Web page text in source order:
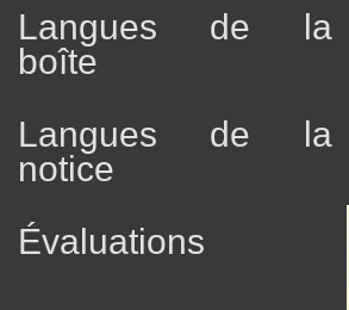
Langues de la
boîte
Langues de la
notice
Évaluations